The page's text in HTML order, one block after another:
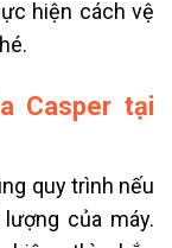
hiện cách vệ
Casper tại
quy trình nếu
của máy.